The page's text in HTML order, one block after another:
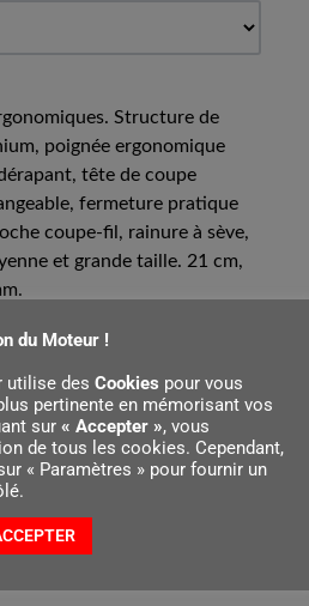
Structure de
poignée ergonomique
tête de coupe
fermeture pratique
coupe-fil, rainure à sève,
et grande taille. 21 cm,
du Moteur !
utilise des Cookies pour vous
pertinente en mémorisant vos
sur « Accepter », vous
de tous les cookies. Cependant,
« Paramètres » pour fournir un